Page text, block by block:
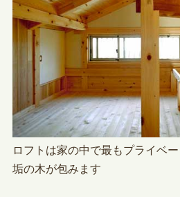
ロフトは家の中で最もプライベ
垢の木が包みます